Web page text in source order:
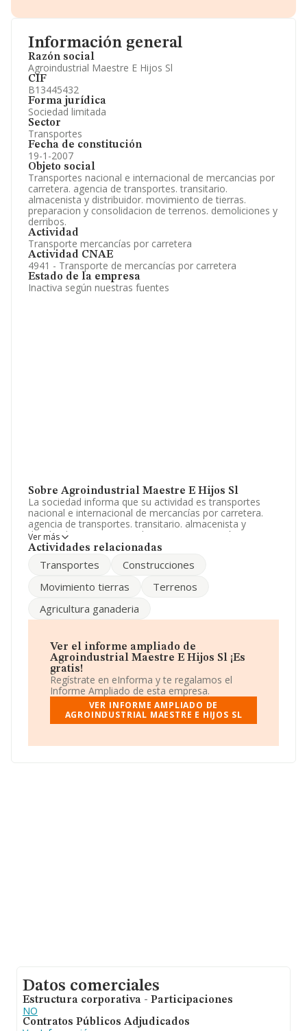
Información general
Razón social
Agroindustrial Maestre E Hijos Sl
CIF
B13445432
Forma jurídica
Sociedad limitada
Sector
Transportes
Fecha de constitución
19-1-2007
Objeto social
Transportes nacional e internacional de mercancias por
carretera. agencia de transportes. transitario.
almacenista y distribuidor. movimiento de tierras.
preparacion y consolidacion de terrenos. demoliciones y
derribos.
Actividad
Transporte mercancías por carretera
Actividad CNAE
4941 - Transporte de mercancías por carretera
Estado de la empresa
Inactiva según nuestras fuentes
Sobre Agroindustrial Maestre E Hijos Sl
La sociedad informa que su actividad es transportes
nacional e internacional de mercancías por carretera.
agencia de transportes. transitario. almacenista y
distribuidor. movimiento de tierras. preparación y
consolidacion de terrenos. demoliciones y derribos. La
actividad de referencia CNAE corresponde a 'Transporte
compañía no tiene actividad en mercados exteriores.
Ha contado con el mismo número de empleados y
según los datos a disposición de INFORMA, ha tenido
sector.
Para ponerse en contacto con sus oficinas, la empresa
facilita el número de teléfono 926802530.
La empresa españolaAgroindustrial Maestre e Hijos
, con CIF B13445432, tiene su domicilio social
establecido en Plaza Santo núm. 7, (13420), Malagón,
Ver más
Actividades relacionadas
Transportes
Construcciones
Movimiento tierras
Terrenos
Agricultura ganaderia
Ver el informe ampliado de
Agroindustrial Maestre E Hijos Sl ¡Es
gratis!
Regístrate en eInforma y te regalamos el
Informe Ampliado de esta empresa.
VER INFORME AMPLIADO DE
AGROINDUSTRIAL MAESTRE E HIJOS SL
Información oficial y registral complementaria.
Datos comerciales
Estructura corporativa - Participaciones
NO
Contratos Públicos Adjudicados